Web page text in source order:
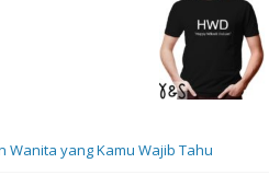
Wanita yang Kamu Wajib Tahu